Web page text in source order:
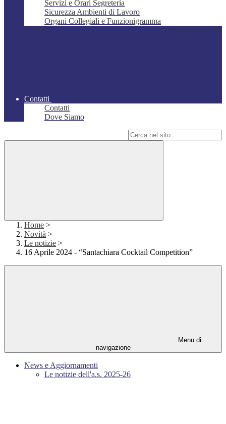
Servizi e Orari Segreteria
Sicurezza Ambienti di Lavoro
Organi Collegiali e Funzionigramma
Contatti
Contatti
Dove Siamo
Home >
Novità >
Le notizie >
16 Aprile 2024 - “Santachiara Cocktail Competition”
Menu di
navigazione
News e Aggiornamenti
Le notizie dell'a.s. 2025-26